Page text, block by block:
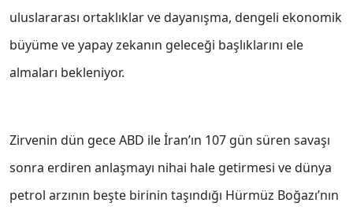
uluslararası ortaklıklar ve dayanışma, dengeli ekonomik
büyüme ve yapay zekanın geleceği başlıklarını ele
almaları bekleniyor.
Zirvenin dün gece ABD ile İran’ın 107 gün süren savaşı
sonra erdiren anlaşmayı nihai hale getirmesi ve dünya
petrol arzının beşte birinin taşındığı Hürmüz Boğazı’nın